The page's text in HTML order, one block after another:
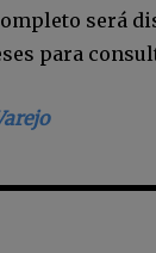
será
para